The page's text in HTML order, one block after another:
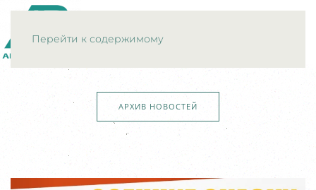
Перейти к содержимому
АРХИВ НОВОСТЕЙ